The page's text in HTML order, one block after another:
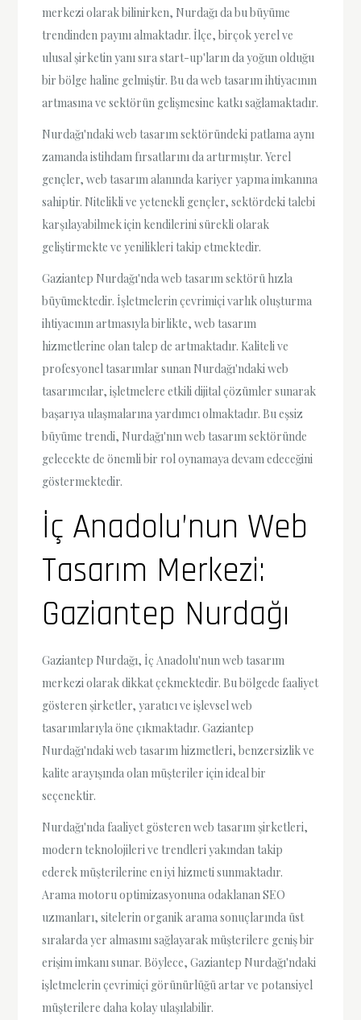
merkezi olarak bilinirken, Nurdağı da bu büyüme
trendinden payını almaktadır. İlçe, birçok yerel ve
ulusal şirketin yanı sıra start-up'ların da yoğun olduğu
bir bölge haline gelmiştir. Bu da web tasarım ihtiyacının
artmasına ve sektörün gelişmesine katkı sağlamaktadır.
Nurdağı'ndaki web tasarım sektöründeki patlama aynı
zamanda istihdam fırsatlarını da artırmıştır. Yerel
gençler, web tasarım alanında kariyer yapma imkanına
sahiptir. Nitelikli ve yetenekli gençler, sektördeki talebi
karşılayabilmek için kendilerini sürekli olarak
geliştirmekte ve yenilikleri takip etmektedir.
Gaziantep Nurdağı'nda web tasarım sektörü hızla
büyümektedir. İşletmelerin çevrimiçi varlık oluşturma
ihtiyacının artmasıyla birlikte, web tasarım
hizmetlerine olan talep de artmaktadır. Kaliteli ve
profesyonel tasarımlar sunan Nurdağı'ndaki web
tasarımcılar, işletmelere etkili dijital çözümler sunarak
başarıya ulaşmalarına yardımcı olmaktadır. Bu eşsiz
büyüme trendi, Nurdağı'nın web tasarım sektöründe
gelecekte de önemli bir rol oynamaya devam edeceğini
göstermektedir.
İç Anadolu’nun Web
Tasarım Merkezi:
Gaziantep Nurdağı
Gaziantep Nurdağı, İç Anadolu'nun web tasarım
merkezi olarak dikkat çekmektedir. Bu bölgede faaliyet
gösteren şirketler, yaratıcı ve işlevsel web
tasarımlarıyla öne çıkmaktadır. Gaziantep
Nurdağı'ndaki web tasarım hizmetleri, benzersizlik ve
kalite arayışında olan müşteriler için ideal bir
seçenektir.
Nurdağı'nda faaliyet gösteren web tasarım şirketleri,
modern teknolojileri ve trendleri yakından takip
ederek müşterilerine en iyi hizmeti sunmaktadır.
Arama motoru optimizasyonuna odaklanan SEO
uzmanları, sitelerin organik arama sonuçlarında üst
sıralarda yer almasını sağlayarak müşterilere geniş bir
erişim imkanı sunar. Böylece, Gaziantep Nurdağı'ndaki
işletmelerin çevrimiçi görünürlüğü artar ve potansiyel
müşterilere daha kolay ulaşılabilir.